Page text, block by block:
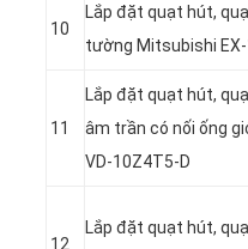
10
Lắp đặt quạt hút,
tường Mitsubishi EX-
11
Lắp đặt quạt hút,
âm trần có nối ống
VD-10Z4T5-D
12
Lắp đặt quạt hút,